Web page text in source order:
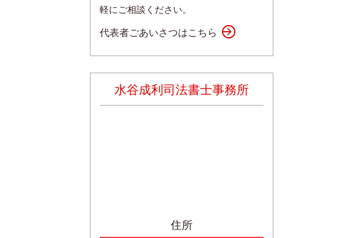
軽にご相談ください。
代表者ごあいさつはこちら
水谷成利司法書士事務所
住所